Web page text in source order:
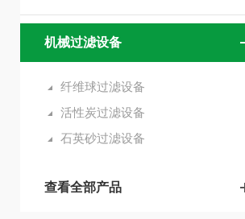
机械过滤设备
纤维球过滤设备
活性炭过滤设备
石英砂过滤设备
查看全部产品